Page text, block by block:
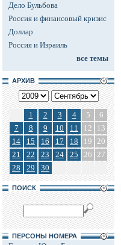
Дело Бульбова
Россия и финансовый кризис
Доллар
Россия и Израиль
все темы
АРХИВ
1 2 3 4 5
6
7
8 9 10 11 12
13
14
15 16 17 18 19 20
21
22 23 24 25 26 27
28
29 30
ПОИСК
ПЕРСОНЫ НОМЕРА